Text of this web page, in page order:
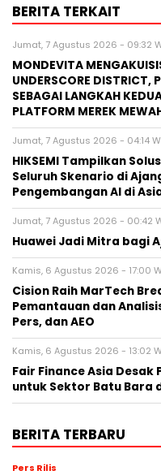
BERITA TERKAIT
Jumat, 7 Agustus 2026 - 09:32
MONDEVITA
UNDERSCORE DISTRICT,
SEBAGAI LANGKAH
PLATFORM MEREK
Jumat, 7 Agustus 2026 - 04:14
HIKSEMI Tampilkan
Seluruh Skenario di
Pengembangan AI di
Jumat, 7 Agustus 2026 - 00:42
Huawei Jadi Mitra bagi
Kamis, 6 Agustus 2026 - 17:00
Cision Raih MarTech
Pemantauan dan
Pers, dan AEO
Kamis, 6 Agustus 2026 - 13:02
Fair Finance Asia
untuk Sektor Batu Bara
BERITA TERBARU
Pers Rilis